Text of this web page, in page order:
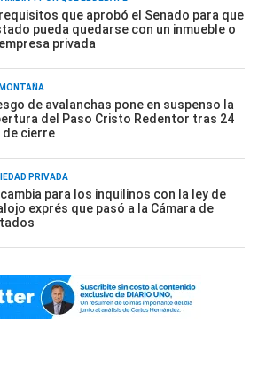
que aprobó el Senado para que
pueda quedarse con un inmueble o
privada
de avalanchas pone en suspenso la
del Paso Cristo Redentor tras 24
de cierre
PRIVADA
cambia para los inquilinos con la ley de
exprés que pasó a la Cámara de